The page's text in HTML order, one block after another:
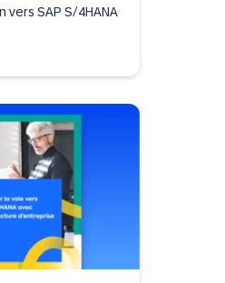
vers SAP S/4HANA